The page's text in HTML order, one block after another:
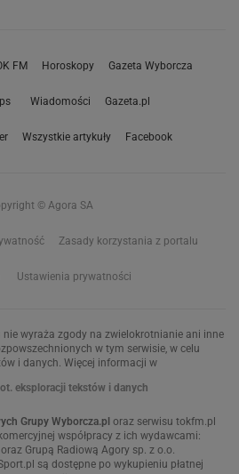
FM Horoskopy Gazeta Wyborcza
Wiadomości Gazeta.pl
Wszystkie artykuły Facebook
© Agora SA
Zasady korzystania z portalu
Ustawienia prywatności
nie wyraża zgody na zwielokrotnianie ani inne
w tym serwisie, w celu
i danych. Więcej informacji w
eksploracji tekstów i danych
Grupy Wyborcza.pl oraz serwisu tokfm.pl
współpracy z ich wydawcami:
Grupą Radiową Agory sp. z o.o.
są dostępne po wykupieniu płatnej